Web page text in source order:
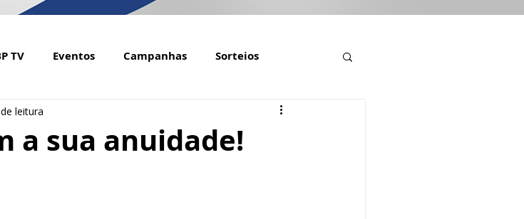
TV Eventos Campanhas Sorteios
mídia
a sua anuidade!
leitura